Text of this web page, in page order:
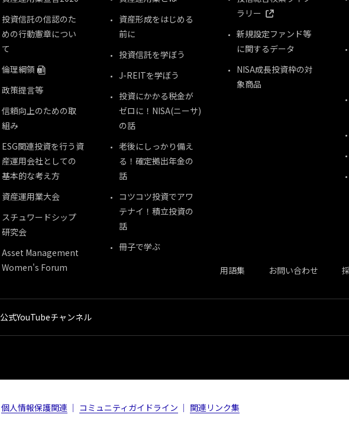
投資信託の信認のた
めの行動憲章につい
て
倫理綱領
政策提言等
信頼向上のための取
組み
ESG関連投資を行う資
産運用会社としての
基本的な考え方
資産運用業大会
スチュワードシップ
研究会
Asset Management
Women's Forum
資産形成をはじめる
前に
投資信託を学ぼう
J-REITを学ぼう
投資にかかる税金が
ゼロに！NISA(ニーサ)
の話
老後にしっかり備え
る！確定拠出年金の
話
コツコツ投資でアワ
テナイ！積立投資の
話
冊子で学ぶ
ラリー
新規設定ファンド等
に関するデータ
NISA成長投資枠の対
象商品
用語集 お問い合わせ
公式YouTubeチャンネル
個人情報保護関連 コミュニティガイドライン 関連リンク集